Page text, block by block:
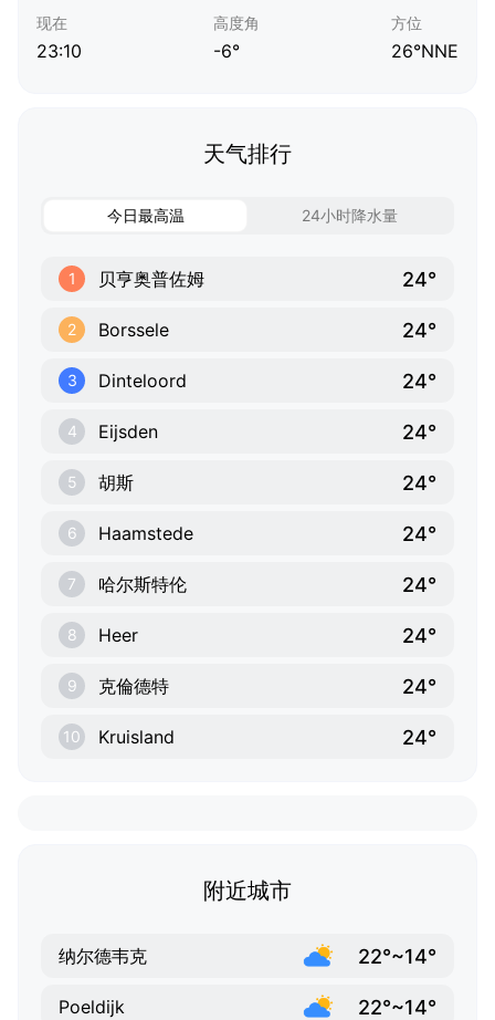
现在
23:10
高度角
-6°
方位
26°NNE
天气排行
今日最高温 24小时降水量
1 贝亨奥普佐姆 24°
2 Borssele 24°
3 Dinteloord 24°
4 Eijsden 24°
5 胡斯 24°
6 Haamstede 24°
7 哈尔斯特伦 24°
8 Heer 24°
9 克倫德特 24°
10 Kruisland 24°
附近城市
纳尔德韦克 22°~14°
Poeldijk 22°~14°